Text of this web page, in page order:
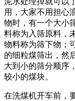
用，大家不用担心
物时，有一个大小
料称为入筛原料，
物料称为筛下物；
的细粒煤筛出，然
大到小的筛分顺序
较小的煤块。
在洗煤机开车前，